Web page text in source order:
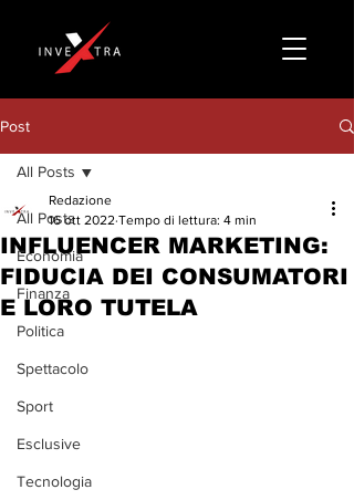
Post
All Posts
Economia
Finanza
Politica
Spettacolo
Sport
Esclusive
Tecnologia
All Posts
INFLUENCER MARKETING:
FIDUCIA DEI CONSUMATORI
E LORO TUTELA
Redazione
16 ott 2022 Tempo di lettura: 4 min